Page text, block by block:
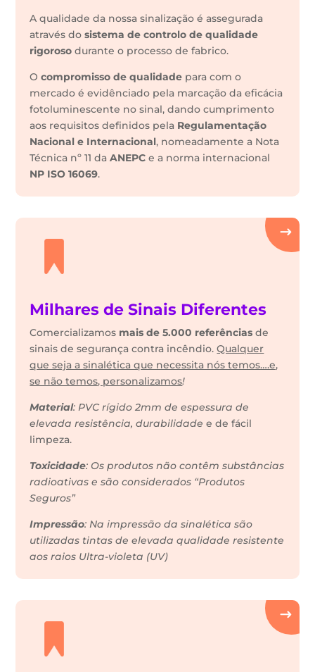
A qualidade da nossa sinalização é assegurada
através dosistema de controlo de qualidade
rigoroso durante o processo de fabrico.
Ocompromisso de qualidade para com o
mercado é evidênciado pela marcação da eficácia
fotoluminescente no sinal, dando cumprimento
aos requisitos definidos pela Regulamentação
Nacional e Internacional, nomeadamente a Nota
Técnica nº 11 daANEPC e a norma internacional
NP ISO 16069.
Milhares de Sinais Diferentes
Comercializamos mais de 5.000 referências de
sinais de segurança contra incêndio.Qualquer
que seja a sinalética que necessita nós temos….e,
se não temos, personalizamos!
Material: PVC rígido 2mm de espessura de
elevada resistência, durabilidadee de fácil
limpeza.
Toxicidade: Os produtos não contêm substâncias
radioativas e são considerados “Produtos
Seguros”
Impressão: Na impressão da sinalética são
utilizadas tintas de elevada qualidade resistente
aos raios Ultra-violeta (UV)